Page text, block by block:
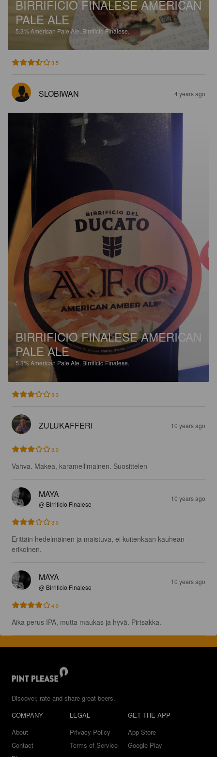
BIRRIFICIO FINALESE AMERICAN
PALE ALE
5.3% American Pale Ale. Birrificio Finalese.
3.5
SLOBIWAN 4 years ago
BIRRIFICIO FINALESE AMERICAN
PALE ALE
5.3% American Pale Ale. Birrificio Finalese.
3.3
ZULUKAFFERI 10 years ago
3.0
Vahva. Makea, karamellimainen. Suosittelen
MAYA
@ Birrificio Finalese
10 years ago
3.0
Erittäin hedelmäinen ja maistuva, ei kuitenkaan kauhean
erikoinen.
MAYA
@ Birrificio Finalese
10 years ago
4.0
Aika perus IPA, mutta maukas ja hyvä. Pirtsakka.
Discover, rate and share great beers.
COMPANY
About
Contact
LEGAL
Privacy Policy
Terms of Service
GET THE APP
App Store
Google Play